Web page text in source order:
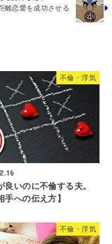
離恋愛を成功させる
不倫・浮気
良いのに不倫する夫。
への伝え方】
不倫・浮気